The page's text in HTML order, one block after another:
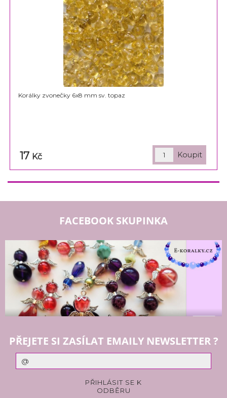
Korálky zvonečky 6x8 mm sv. topaz
17 Kč
FACEBOOK SKUPINKA
PŘEJETE SI ZASÍLAT EMAILY NEWSLETTER ?